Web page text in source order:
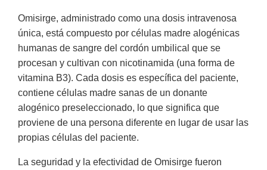
Omisirge, administrado como una dosis intravenosa
única, está compuesto por células madre alogénicas
humanas de sangre del cordón umbilical que se
procesan y cultivan con nicotinamida (una forma de
vitamina B3). Cada dosis es específica del paciente,
contiene células madre sanas de un donante
alogénico preseleccionado, lo que significa que
proviene de una persona diferente en lugar de usar las
propias células del paciente.
La seguridad y la efectividad de Omisirge fueron